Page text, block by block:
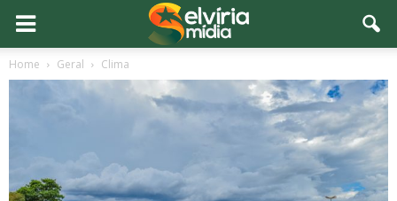
Home Geral Clima